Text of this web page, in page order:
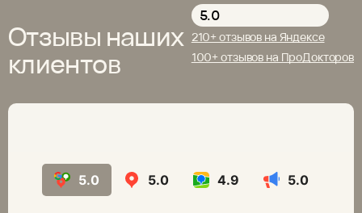
до 31 августа
2026
900 ₽
только
2026
Отзывы наших
клиентов
5.0
210+ отзывов на Яндексе
100+ отзывов на ПроДокторов
5.0 5.0 4.9 5.0